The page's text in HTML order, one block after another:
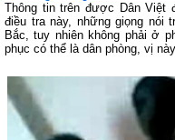
Thông tin trên được Dân Việt
điều tra này, những giọng
Bắc, tuy nhiên không phải ở
phục có thể là dân phòng, vị